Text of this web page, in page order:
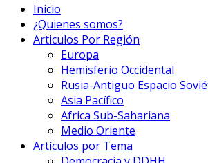
Inicio
¿Quienes somos?
Articulos Por Región
Europa
Hemisferio Occidental
Rusia-Antiguo Espacio
Asia Pacífico
Africa Sub-Sahariana
Medio Oriente
Artículos por Tema